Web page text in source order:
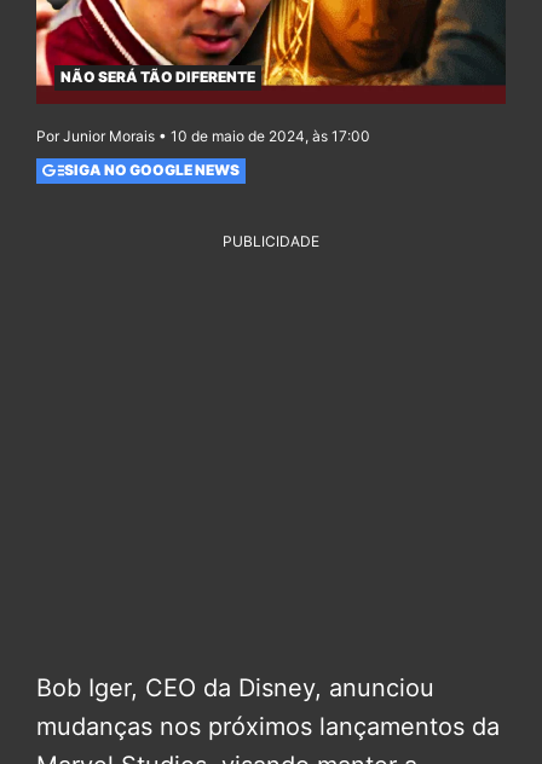
NÃO SERÁ TÃO DIFERENTE
Por Junior Morais • 10 de maio de 2024, às 17:00
SIGA NO GOOGLE NEWS
PUBLICIDADE
Bob Iger, CEO da Disney, anunciou
mudanças nos próximos lançamentos da